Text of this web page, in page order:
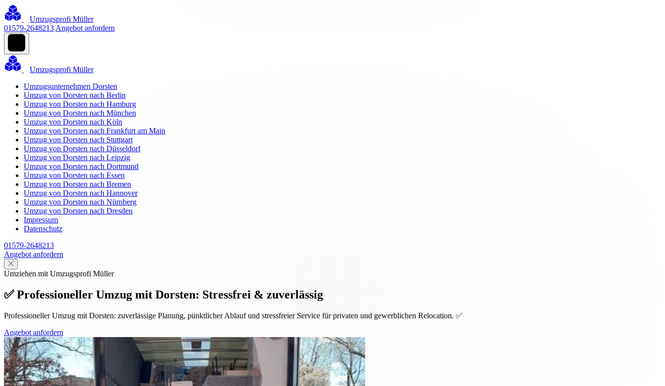
Umzugsprofi Müller
01579-2648213 Angebot anfordern
Umzugsprofi Müller
Umzugsunternehmen Dorsten
Umzug von Dorsten nach Berlin
Umzug von Dorsten nach Hamburg
Umzug von Dorsten nach München
Umzug von Dorsten nach Köln
Umzug von Dorsten nach Frankfurt am Main
Umzug von Dorsten nach Stuttgart
Umzug von Dorsten nach Düsseldorf
Umzug von Dorsten nach Leipzig
Umzug von Dorsten nach Dortmund
Umzug von Dorsten nach Essen
Umzug von Dorsten nach Bremen
Umzug von Dorsten nach Hannover
Umzug von Dorsten nach Nürnberg
Umzug von Dorsten nach Dresden
Impressum
Datenschutz
01579-2648213
Angebot anfordern
Umziehen mit Umzugsprofi Müller
✅ Professioneller Umzug mit Dorsten: Stressfrei & zuverlässig
Professioneller Umzug mit Dorsten: zuverlässige Planung, pünktlicher Ablauf und stressfreier Service für privaten und gewerblichen Relocation. ✅
Angebot anfordern